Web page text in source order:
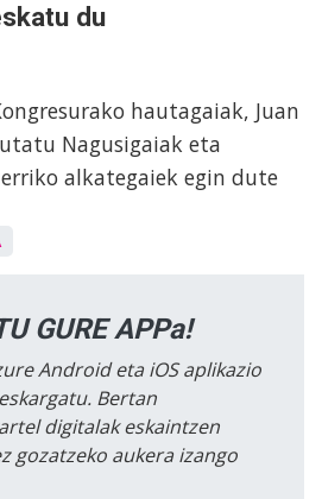
du
hautagaiak, Juan
Nagusigaiak eta
alkategaiek egin dute
GURE APPa!
Android eta iOS aplikazio
Bertan
digitalak eskaintzen
gozatzeko aukera izango